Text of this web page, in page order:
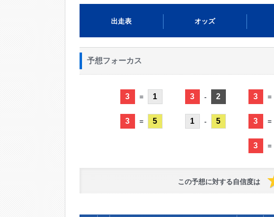
出走表 オッズ
予想フォーカス
3 = 1
3 = 5
3 - 2
1 - 5
3 =
3 =
3 =
この予想に対する自信度は